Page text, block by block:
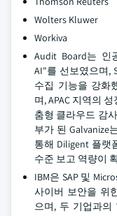
Wolters Kluwer
Workiva
Audit Board는 인
AI"를 선보였으며,
수집 기능을 강화
며, APAC 지역의
춤형 클라우드 감
부가 된 Galvanize
통해 Diligent 플랫
수준 보고 역량이
IBM은 SAP 및
사이버 보안을 위
으며, 두 기업과의